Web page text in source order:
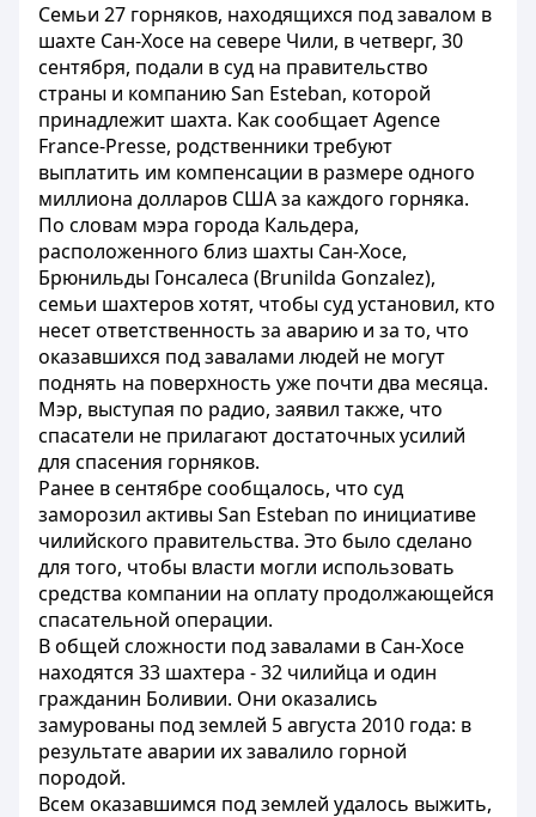
Семьи 27 горняков, находящихся под завалом в
шахте Сан-Хосе на севере Чили, в четверг, 30
сентября, подали в суд на правительство
страны и компанию San Esteban, которой
принадлежит шахта. Как сообщает Agence
France-Presse, родственники требуют
выплатить им компенсации в размере одного
миллиона долларов США за каждого горняка.
По словам мэра города Кальдера,
расположенного близ шахты Сан-Хосе,
Брюнильды Гонсалеса (Brunilda Gonzalez),
семьи шахтеров хотят, чтобы суд установил, кто
несет ответственность за аварию и за то, что
оказавшихся под завалами людей не могут
поднять на поверхность уже почти два месяца.
Мэр, выступая по радио, заявил также, что
спасатели не прилагают достаточных усилий
для спасения горняков.
Ранее в сентябре сообщалось, что суд
заморозил активы San Esteban по инициативе
чилийского правительства. Это было сделано
для того, чтобы власти могли использовать
средства компании на оплату продолжающейся
спасательной операции.
В общей сложности под завалами в Сан-Хосе
находятся 33 шахтера - 32 чилийца и один
гражданин Боливии. Они оказались
замурованы под землей 5 августа 2010 года: в
результате аварии их завалило горной
породой.
Всем оказавшимся под землей удалось выжить,